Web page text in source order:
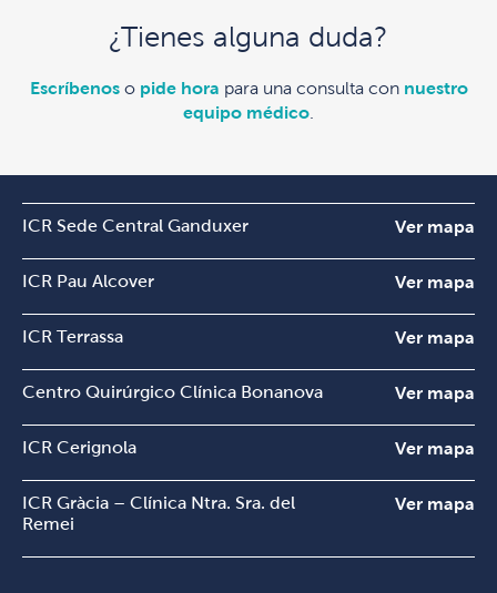
¿Tienes alguna duda?
Escríbenoso pide hora para una consulta con nuestro
equipo médico
ICR Sede Central Ganduxer Ver mapa
ICR Pau Alcover Ver mapa
ICR Terrassa Ver mapa
Centro Quirúrgico Clínica Bonanova Ver mapa
ICR Cerignola Ver mapa
ICR Gràcia – Clínica Ntra. Sra. del
Remei
Ver mapa